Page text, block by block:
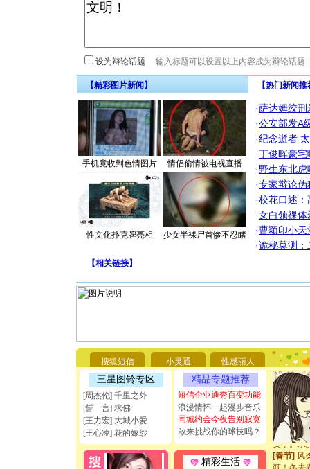
设为辩论话题
【精彩图片新闻】
手机竟收到色情图片 情侣偷情被电视直播
性文化扑克牌亮相 少女半裸尸首惨不忍睹
【热门新闻
·萨达姆绞刑
·公安部发A
·纪念逝者
·丁俊晖豪
·野生东北
·专家辩论伪
·校花口述：
·女白领祼体
·曹颖印小天
·诡秘莫测：
【相关链接】
搜狐短信 小灵通 性感丽人
三星图铃专区
[周杰伦] 千里之外
[誓 言] 求佛
[王力宏] 大城小爱
[王心凌] 花的嫁纱
精品专题推荐
短信企业通秀百变功能
浪漫情怀一起漫步音乐
同城约会今夜告别寂寞
敢来挑战你的球技吗？
精彩生活
[圣诞节]
[圣诞节]
断电。爱
你是我专
[元旦]如
起；二是
离。水晶
[元旦]当
泣，这痛
卖了。水
[春节] 风
颜！冬去